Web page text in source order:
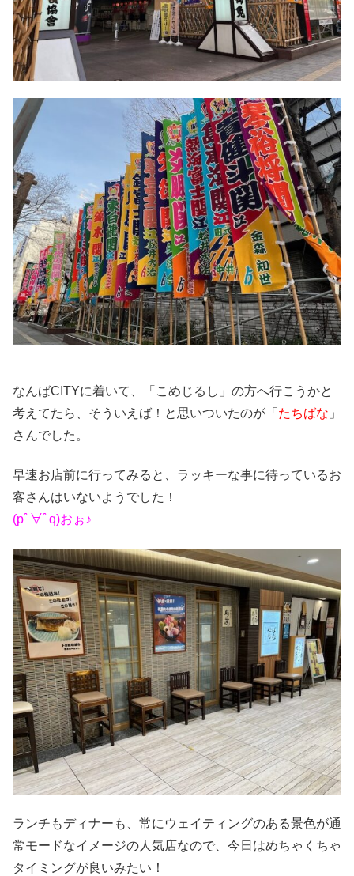
なんばCITYに着いて、「こめじるし」の方へ行こうかと
考えてたら、そういえば！と思いついたのが「 たちばな 」
さんでした。
早速お店前に行ってみると、ラッキーな事に待っているお
客さんはいないようでした！
(pﾟ∀ﾟq)おぉ♪
ランチもディナーも、常にウェイティングのある景色が通
常モードなイメージの人気店なので、今日はめちゃくちゃ
タイミングが良いみたい！